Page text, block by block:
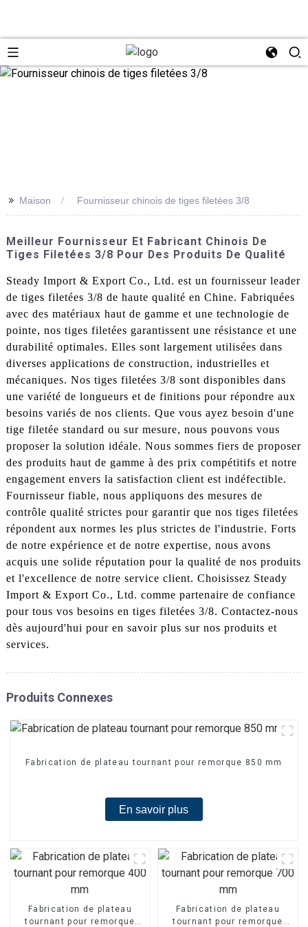
>> Maison Fournisseur chinois de tiges filetées 3/8
Meilleur Fournisseur Et Fabricant Chinois De
Tiges Filetées 3/8 Pour Des Produits De Qualité
Steady Import & Export Co., Ltd. est un fournisseur leader
de tiges filetées 3/8 de haute qualité en Chine. Fabriquées
avec des matériaux haut de gamme et une technologie de
pointe, nos tiges filetées garantissent une résistance et une
durabilité optimales. Elles sont largement utilisées dans
diverses applications de construction, industrielles et
mécaniques. Nos tiges filetées 3/8 sont disponibles dans
une variété de longueurs et de finitions pour répondre aux
besoins variés de nos clients. Que vous ayez besoin d'une
tige filetée standard ou sur mesure, nous pouvons vous
proposer la solution idéale. Nous sommes fiers de proposer
des produits haut de gamme à des prix compétitifs et notre
engagement envers la satisfaction client est indéfectible.
Fournisseur fiable, nous appliquons des mesures de
contrôle qualité strictes pour garantir que nos tiges filetées
répondent aux normes les plus strictes de l'industrie. Forts
de notre expérience et de notre expertise, nous avons
acquis une solide réputation pour la qualité de nos produits
et l'excellence de notre service client. Choisissez Steady
Import & Export Co., Ltd. comme partenaire de confiance
pour tous vos besoins en tiges filetées 3/8. Contactez-nous
dès aujourd'hui pour en savoir plus sur nos produits et
services.
Produits Connexes
Fabrication de plateau tournant pour remorque 850 mm
En savoir plus
Fabrication de plateau
tournant pour remorque
Fabrication de plateau
tournant pour remorque